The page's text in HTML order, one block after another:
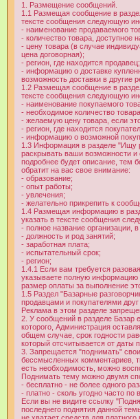
1. Размещение сообщений.
1.1 Размещая сообщение в
тексте сообщения следующую
- наименование продаваемого
- количество товара, доступное
- цену товара (в случае
цена договорная);
- регион, где находится продавец;
- информацию о доставке
возможность доставки в другие
1.2 Размещая сообщение в
тексте сообщения следующую
- наименование покупаемого
- необходимое количество
- желаемую цену товара, если
- регион, где находится
- информацию о возможной
1.3 Информация в разделе "Ищу
раскрывать ваши возможности и
подробнее будет описание, тем
обратит на вас свое внимание:
- образование;
- опыт работы;
- увлечения;
- желательно прикрепить к
1.4 Размещая информацию в
указать в тексте сообщения
- полное название организации,
- должность и род занятий;
- заработная плата;
- испытательный срок;
- регион;
1.4.1 Если вам требуется
указываете полную информацию
размер оплаты за выполнение
1.5 Раздел "Базарные
продавцами и покупателями
Реклама в этом разделе
2. У сообщений в разделе Базар
которого, Администрация
общем случае, срок годности
который отсчитывается от даты
3. Запрещается "поднимать"
бессмысленных комментариев,
есть необходимость, можно
Поднимать тему можно двумя
- бесплатно - не более одного
- платно - сколь угодно часто
Если вы не видите ссылку
последнего поднятия данной